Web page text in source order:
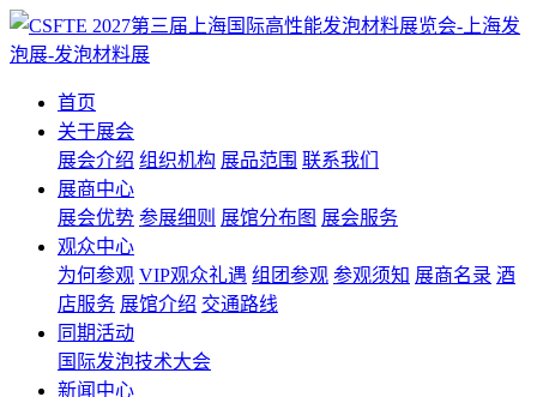
首页
关于展会
展会介绍 组织机构 展品范围 联系我们
展商中心
展会优势 参展细则 展馆分布图 展会服务
观众中心
为何参观 VIP观众礼遇 组团参观 参观须知 展商名录 酒
店服务 展馆介绍 交通路线
同期活动
国际发泡技术大会
新闻中心